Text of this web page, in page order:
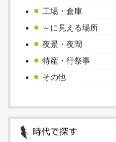
工場・倉庫
～に見える場所
夜景・夜間
特産・行祭事
その他